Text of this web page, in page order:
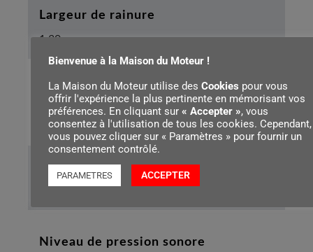
Largeur de rainure
1.30 mm
Pas de la chaîne
3/8"P
Longueur de l’appareil avec griffe
Niveau de pression sonore
Bienvenue à la Maison du Moteur !
La Maison du Moteur utilise des Cookies pour vous
offrir l'expérience la plus pertinente en mémorisant vos
préférences. En cliquant sur « Accepter », vous
consentez à l'utilisation de tous les cookies. Cependant,
vous pouvez cliquer sur « Paramètres » pour fournir un
consentement contrôlé.
PARAMETRES ACCEPTER